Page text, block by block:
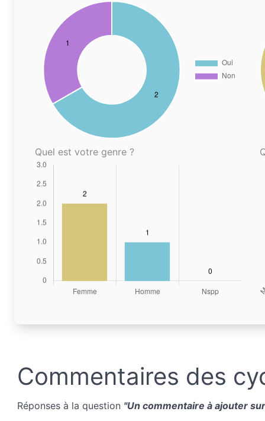
Quel est votre genre ?
Commentaires des
Réponses à la question "Un commentaire à ajouter